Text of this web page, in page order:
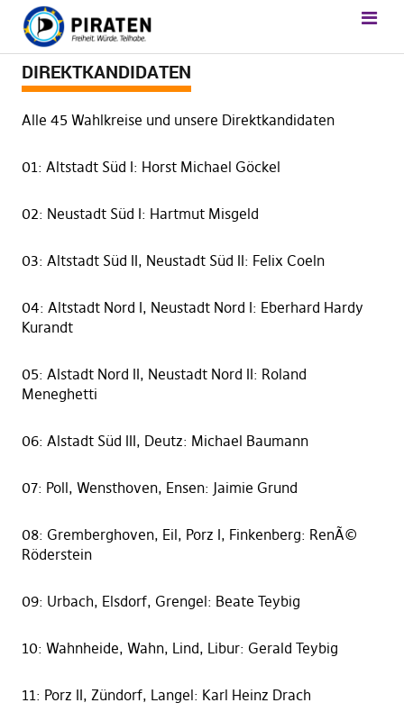
DIREKTKANDIDATEN
Alle 45 Wahlkreise und unsere Direktkandidaten
01: Altstadt Süd I: Horst Michael Göckel
02: Neustadt Süd I: Hartmut Misgeld
03: Altstadt Süd II, Neustadt Süd II: Felix Coeln
04: Altstadt Nord I, Neustadt Nord I: Eberhard Hardy
Kurandt
05: Alstadt Nord II, Neustadt Nord II: Roland
Meneghetti
06: Alstadt Süd III, Deutz: Michael Baumann
07: Poll, Wensthoven, Ensen: Jaimie Grund
08: Gremberghoven, Eil, Porz I, Finkenberg: RenÃ©
Röderstein
09: Urbach, Elsdorf, Grengel: Beate Teybig
10: Wahnheide, Wahn, Lind, Libur: Gerald Teybig
11: Porz II, Zündorf, Langel: Karl Heinz Drach